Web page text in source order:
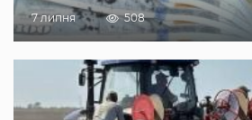
7 липня 508